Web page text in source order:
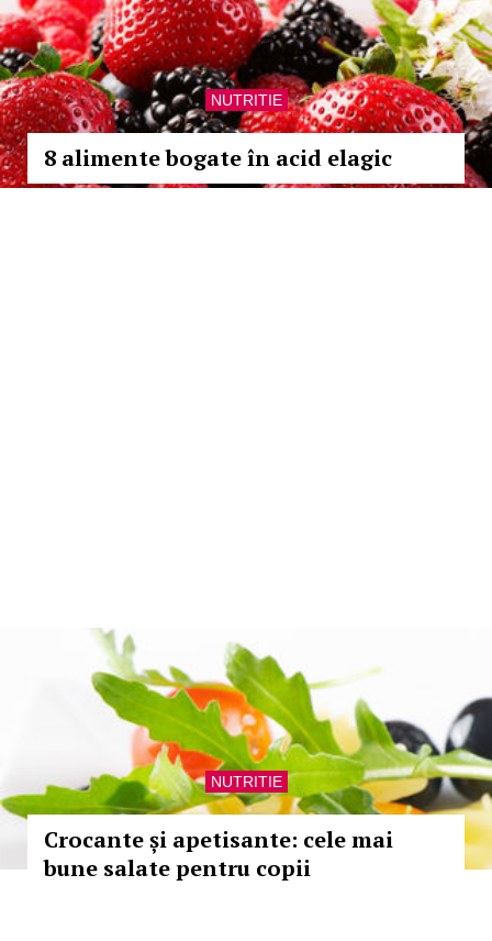
NUTRITIE
8 alimente bogate în acid elagic
NUTRITIE
Crocante și apetisante: cele mai
bune salate pentru copii